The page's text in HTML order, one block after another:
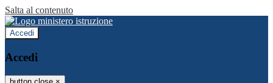
Salta al contenuto
Accedi
Accedi